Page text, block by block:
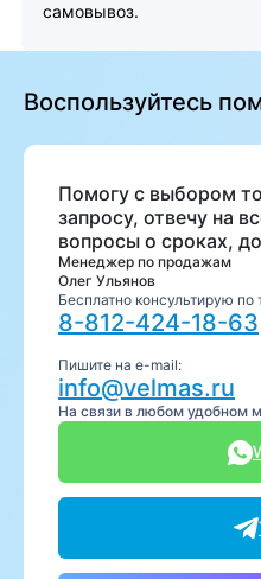
самовывоз.
Воспользуйтесь
Помогу с выбором
запросу, отвечу на
вопросы о сроках,
Менеджер по продажам
Олег Ульянов
Бесплатно консультирую по
8-812-424-18-63
Пишите на e-mail:
info@velmas.ru
На связи в любом удобном